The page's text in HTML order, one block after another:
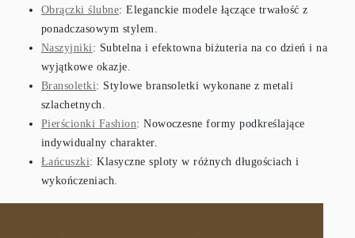
Obrączki ślubne: Eleganckie modele łączące trwałość z
ponadczasowym stylem.
Naszyjniki: Subtelna i efektowna biżuteria na co dzień i na
wyjątkowe okazje.
Bransoletki: Stylowe bransoletki wykonane z metali
szlachetnych.
Pierścionki Fashion: Nowoczesne formy podkreślające
indywidualny charakter.
Łańcuszki: Klasyczne sploty w różnych długościach i
wykończeniach.